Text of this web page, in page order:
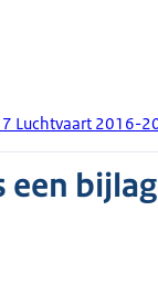
Luchtvaart 2016-